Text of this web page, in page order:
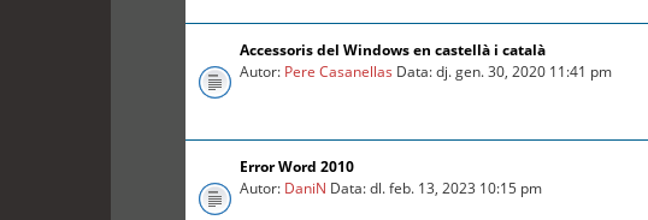
Accessoris del Windows en castellà i català
Autor: Pere Casanellas Data: dj. gen. 30, 2020 11:41 pm
Error Word 2010
Autor: DaniN Data: dl. feb. 13, 2023 10:15 pm